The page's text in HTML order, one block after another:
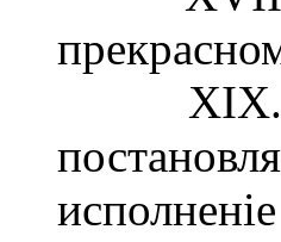
XIX.
исполненіе